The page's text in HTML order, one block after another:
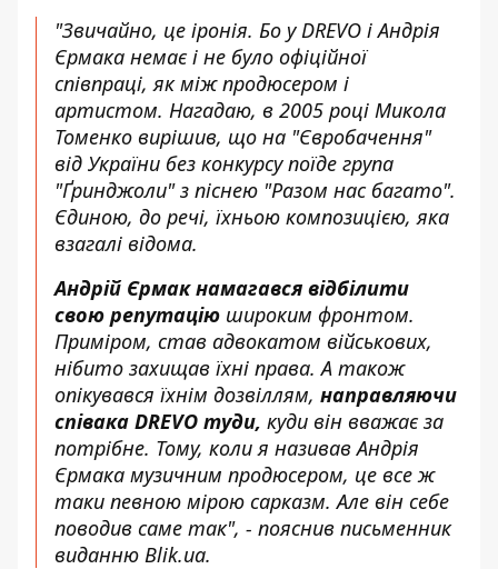
"Звичайно, це іронія. Бо у DREVO і Андрія
Єрмака немає і не було офіційної
співпраці, як між продюсером і
артистом. Нагадаю, в 2005 році Микола
Томенко вирішив, що на "Євробачення"
від України без конкурсу поїде група
"Ґринджоли" з піснею "Разом нас багато".
Єдиною, до речі, їхньою композицією, яка
взагалі відома.
Андрій Єрмак намагався відбілити
свою репутацію широким фронтом.
Приміром, став адвокатом військових,
нібито захищав їхні права. А також
опікувався їхнім дозвіллям, направляючи
співака DREVO туди, куди він вважає за
потрібне. Тому, коли я називав Андрія
Єрмака музичним продюсером, це все ж
таки певною мірою сарказм. Але він себе
поводив саме так", - пояснив письменник
виданню Blik.ua.